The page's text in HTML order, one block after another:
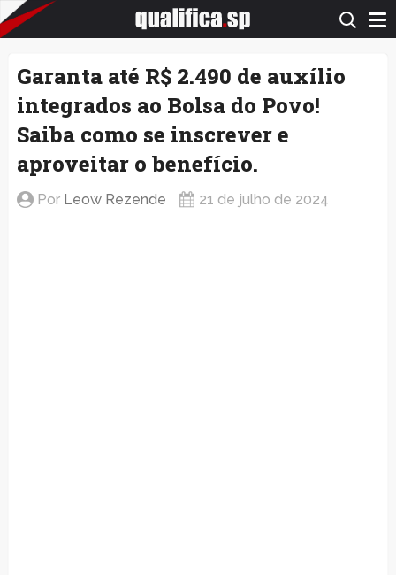
QualificaSP.com
Garanta até R$ 2.490 de auxílio
integrados ao Bolsa do Povo!
Saiba como se inscrever e
aproveitar o benefício.
Por Leow Rezende 21 de julho de 2024